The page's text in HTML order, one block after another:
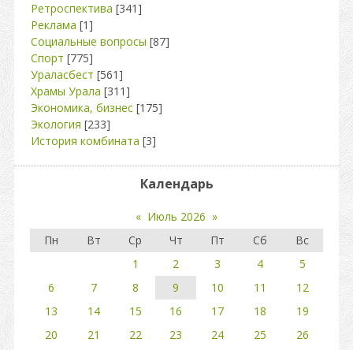
Ретроспектива [341]
Реклама [1]
Социальные вопросы [87]
Спорт [775]
Ураласбест [561]
Храмы Урала [311]
Экономика, бизнес [175]
Экология [233]
История комбината [3]
Календарь
« Июль 2026 »
Пн
Вт Ср Чт Пт Сб
Вс
1
2 3 4
5
6
7 8 9 10 11
12
13
14 15 16 17 18
19
20
21 22 23 24 25
26